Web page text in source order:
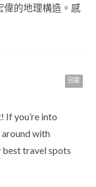
偉的地理構造。感
回覆
If you’re into
around with
best travel spots